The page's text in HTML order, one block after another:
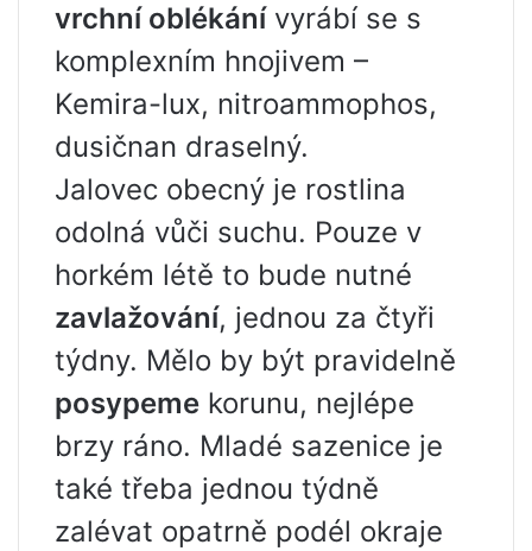
vrchní oblékánívyrábí se s
komplexním hnojivem –
Kemira-lux, nitroammophos,
dusičnan draselný.
Jalovec obecný je rostlina
odolná vůči suchu. Pouze v
horkém létě to bude nutné
zavlažování, jednou za čtyři
týdny. Mělo by být pravidelně
posypeme korunu, nejlépe
brzy ráno. Mladé sazenice je
také třeba jednou týdně
zalévat opatrně podél okraje